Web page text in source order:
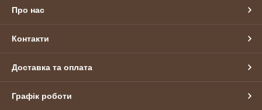
Про нас
Контакти
Доставка та оплата
Графік роботи